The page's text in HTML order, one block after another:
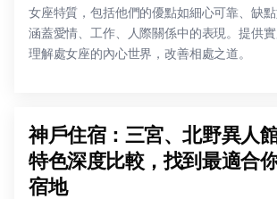
女座特質，包括他們的優點如細心可靠、缺
涵蓋愛情、工作、人際關係中的表現。提供
理解處女座的內心世界，改善相處之道。
神戶住宿：三宮、北野異人
特色深度比較，找到最適合
宿地